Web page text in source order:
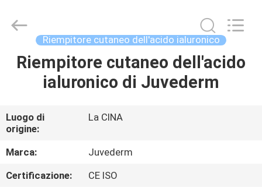
CASA.
SU
DI
NOI
International
Trading
Reserved.
Riempitore cutaneo dell'acido ialuronico
Riempitore cutaneo dell'acido
ialuronico di Juvederm
Luogo di
origine:
La CINA
Marca:
Juvederm
Certificazione:
CE ISO